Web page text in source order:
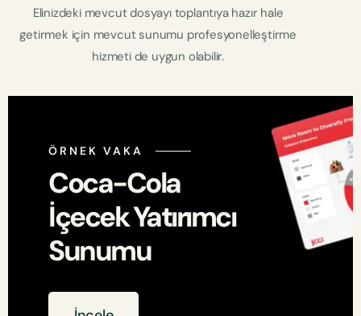
Elinizdeki mevcut dosyayı toplantıya hazır hale
getirmek için mevcut sunumu profesyonelleştirme
hizmeti de uygun olabilir.
ÖRNEK VAKA
Coca-Cola
İçecek Yatırımcı
Sunumu